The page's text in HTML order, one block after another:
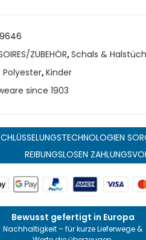
ZUBEHÖR,Schals &
Polyester,Kinder
since 1903
REIBUNGSLOSEN
Bewusst gefertigt in Europa
Nachhaltigkeit – für kurze Lieferwege &